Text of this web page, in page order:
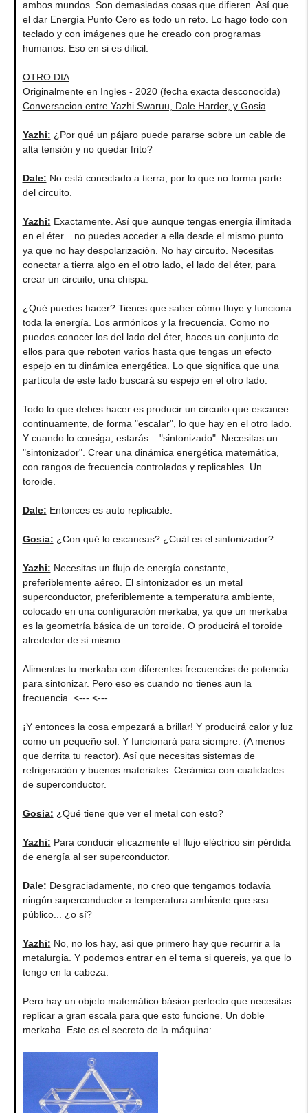
ambos mundos. Son demasiadas cosas que difieren. Así que
el dar Energía Punto Cero es todo un reto. Lo hago todo con
teclado y con imágenes que he creado con programas
humanos. Eso en si es dificil.
OTRO DIA
Originalmente en Ingles - 2020 (fecha exacta desconocida)
Conversacion entre Yazhi Swaruu, Dale Harder, y Gosia
Yazhi: ¿Por qué un pájaro puede pararse sobre un cable de
alta tensión y no quedar frito?
Dale: No está conectado a tierra, por lo que no forma parte
del circuito.
Yazhi: Exactamente. Así que aunque tengas energía ilimitada
en el éter... no puedes acceder a ella desde el mismo punto
ya que no hay despolarización. No hay circuito. Necesitas
conectar a tierra algo en el otro lado, el lado del éter, para
crear un circuito, una chispa.
¿Qué puedes hacer? Tienes que saber cómo fluye y funciona
toda la energía. Los armónicos y la frecuencia. Como no
puedes conocer los del lado del éter, haces un conjunto de
ellos para que reboten varios hasta que tengas un efecto
espejo en tu dinámica energética. Lo que significa que una
partícula de este lado buscará su espejo en el otro lado.
Todo lo que debes hacer es producir un circuito que escanee
continuamente, de forma "escalar", lo que hay en el otro lado.
Y cuando lo consiga, estarás... "sintonizado". Necesitas un
"sintonizador". Crear una dinámica energética matemática,
con rangos de frecuencia controlados y replicables. Un
toroide.
Dale: Entonces es auto replicable.
Gosia: ¿Con qué lo escaneas? ¿Cuál es el sintonizador?
Yazhi: Necesitas un flujo de energía constante,
preferiblemente aéreo. El sintonizador es un metal
superconductor, preferiblemente a temperatura ambiente,
colocado en una configuración merkaba, ya que un merkaba
es la geometría básica de un toroide. O producirá el toroide
alrededor de sí mismo.
Alimentas tu merkaba con diferentes frecuencias de potencia
para sintonizar. Pero eso es cuando no tienes aun la
frecuencia. <--- <---
¡Y entonces la cosa empezará a brillar! Y producirá calor y luz
como un pequeño sol. Y funcionará para siempre. (A menos
que derrita tu reactor). Así que necesitas sistemas de
refrigeración y buenos materiales. Cerámica con cualidades
de superconductor.
Gosia: ¿Qué tiene que ver el metal con esto?
Yazhi: Para conducir eficazmente el flujo eléctrico sin pérdida
de energía al ser superconductor.
Dale: Desgraciadamente, no creo que tengamos todavía
ningún superconductor a temperatura ambiente que sea
público... ¿o sí?
Yazhi: No, no los hay, así que primero hay que recurrir a la
metalurgia. Y podemos entrar en el tema si quereis, ya que lo
tengo en la cabeza.
Pero hay un objeto matemático básico perfecto que necesitas
replicar a gran escala para que esto funcione. Un doble
merkaba. Este es el secreto de la máquina: